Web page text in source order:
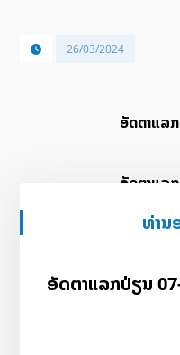
26/03/2024
ອັດ​ຕາ​ແລ
ອັດ​ຕາ​ແລ
ທ່ານ
ອັດ​ຕາ​ແລກ​ປ່ຽນ